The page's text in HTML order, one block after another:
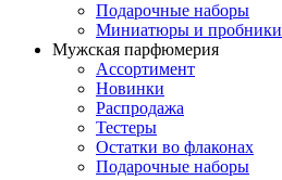
Подарочные наборы
Миниатюры и пробники
Мужская парфюмерия
Ассортимент
Новинки
Распродажа
Тестеры
Остатки во флаконах
Подарочные наборы